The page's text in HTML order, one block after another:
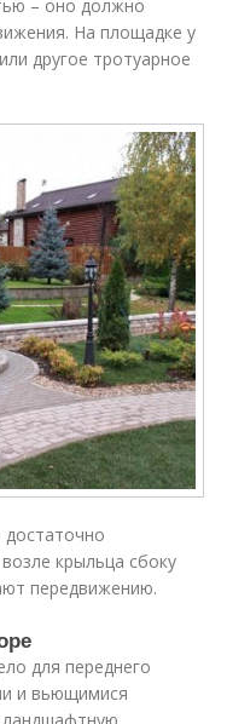
– оно должно
На площадке у
другое тротуарное
достаточно
крыльца сбоку
передвижению.
для переднего
и вьющимися